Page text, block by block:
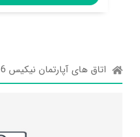
اتاق های آپارتمان نیکیس 16